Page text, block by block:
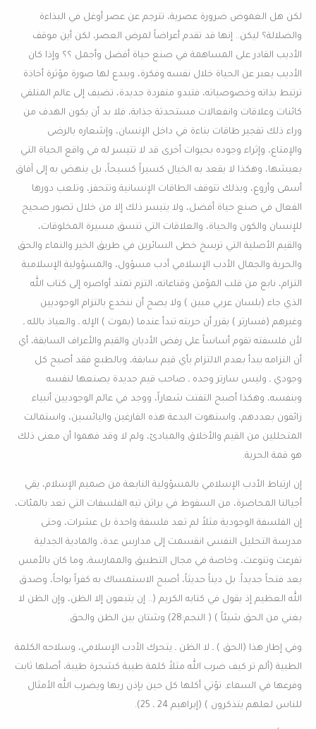
لكن هل الغموض ضرورة عصرية، تترجم عن عصر أوغل في البذاءة
والضلالة؟ ليكن.. إنها قد تقدم أعراضاً لمرض العصر، لكن أين موقف
الأديب القادر على المساهمة في صنع حياة أفضل وأجمل ؟؟ وإذا كان
الأديب يعبر عن الحياة خلال نفسه وفكرة، ويبدع لها صورة مؤثرة أخاذة
ترتبط بذاته وخصوصياته، فتبدو متفردة جديدة، تضيف إلى عالم المتلقي
كائنات وعلاقات وانفعالات مستحدثة جذابة، فلا بد أن يكون الهدف من
وراء ذلك تفجير طاقات بناءة في داخل الإنسان، وإشعاره بالرضى
والإمتاع، وإثراء وجوده بحيوات أخرى قد لا تتيسر له في واقع الحياة التي
يعيشها، وهكذا لا يقعد به الخيال كسيراً كسيحاً، بل ينهض به إلى آفاق
أسمى وأروع، وبذلك تتوقف الطاقات الإنسانية وتتحفز، وتلعب دورها
الفعال في صنع حياة أفضل، ولا يتيسر ذلك إلا من خلال تصور صحيح
للإنسان والكون والحياة، والعلاقات التي تنسق مسيرة المخلوقات،
والقيم الأصلية التي ترسخ خطى السائرين في طريق الخير والنماء والحق
والحرية والجمال الأدب الإسلامي أدب مسؤول، والمسؤولية الإسلامية
التزام، نابع من قلب المؤمن وقناعاته، التزم تمتد أواصره إلى كتاب الله
الذي جاء (بلسان عربي مبين ) ولا يصح أن ننخدع بالتزام الوجوديين
وغيرهم (فسارتر ) يقرر أن حريته تبدأ عندما (يموت ) الإله ـ والعياذ بالله ـ
لأن فلسفته تقوم أساساً على رفض الأديان والقيم والأعراف السابقة، أي
أن التزامه يبدأ بعدم الالتزام بأي قيم سابقة، وبالطبع فقد أصبح كل
وجودي ـ وليس سارتر وحده ـ صاحب قيم جديدة يصنعها لنفسه
وبنفسه، وهكذا أصبح التفتت شعاراً، ووجد في عالم الوجوديين أنبياء
زائفون بعددهم، واستهوت البدعة هذه الفارغين واليائسين، واستمالت
المتحللين من القيم والأخلاق والمبادئ، ولم لا وقد فهموا أن معنى ذلك
هو قمة الحرية.
إن ارتباط الأدب الإسلامي بالمسؤولية النابعة من صميم الإسلام، يقي
أجيالنا المحاصرة، من السقوط في براثن تيه الفلسفات التي تعد بالمئات،
إن الفلسفة الوجودية مثلاً لم تعد فلسفة واحدة بل عشرات، وحتى
مدرسة التحليل النفسى انقسمت إلى مدارس عدة، والمادية الجدلية
تفرعت وتنوعت، وخاصة في مجال التطبيق والممارسة، وما كان بالأمس
يعد فتحاً جديداً. بل ديناً حديثاً، أصبح الاستمساك به كفراً بواحاً، وصدق
الله العظيم إذ يقول في كتابه الكريم (.. إن يتبعون إلا الظن، وإن الظن لا
يغني من الحق شيئاً ) ( النجم:28) وشتان بين الظن والحق.
وفي إطار هذا (الحق ) ـ لا الظن ـ يتحرك الأدب الإسلامي، وسلاحه الكلمة
الطبية (ألم تر كيف ضرب الله مثلاً كلمة طيبة كشجرة طيبة، أصلها ثابت
وفرعها في السماء. تؤتي أكلها كل حين بإذن ربها ويضرب الله الأمثال
للناس لعلهم يتذكرون ) (إبراهيم 24 ـ 25).